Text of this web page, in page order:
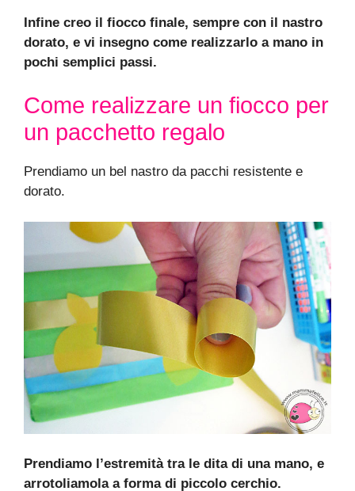
Infine creo il fiocco finale, sempre con il nastro
dorato, e vi insegno come realizzarlo a mano in
pochi semplici passi.
Come realizzare un fiocco per
un pacchetto regalo
Prendiamo un bel nastro da pacchi resistente e
dorato.
Prendiamo l’estremità tra le dita di una mano, e
arrotoliamola a forma di piccolo cerchio.